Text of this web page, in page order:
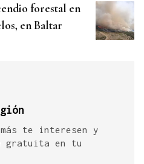
forestal en
en Baltar
te interesen y
gratuita en tu